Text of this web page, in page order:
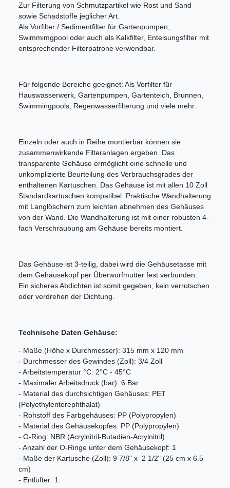
Zur Filterung von Schmutzpartikel wie Rost und Sand
sowie Schadstoffe jeglicher Art.
Als Vorfilter / Sedimentfilter für Gartenpumpen,
Swimmimgpool oder auch als Kalkfilter, Enteisungsfilter mit
entsprechender Filterpatrone verwendbar.
Für folgende Bereiche geeignet: Als Vorfilter für
Hauswasserwerk, Gartenpumpen, Gartenteich, Brunnen,
Swimmingpools, Regenwasserfilterung und viele mehr.
Einzeln oder auch in Reihe montierbar können sie
zusammenwirkende Filteranlagen ergeben. Das
transparente Gehäuse ermöglicht eine schnelle und
unkomplizierte Beurteilung des Verbrauchsgrades der
enthaltenen Kartuschen. Das Gehäuse ist mit allen 10 Zoll
Standardkartuschen kompatibel. Praktische Wandhalterung
mit Langlöschern zum leichten abnehmen des Gehäuses
von der Wand. Die Wandhalterung ist mit einer robusten 4-
fach Verschraubung am Gehäuse bereits montiert.
Das Gehäuse ist 3-teilig, dabei wird die Gehäusetasse mit
dem Gehäusekopf per Überwurfmutter fest verbunden.
Ein sicheres Abdichten ist somit gegeben, kein verrutschen
oder verdrehen der Dichtung.
Technische Daten Gehäuse:
- Maße (Höhe x Durchmesser): 315 mm x 120 mm
- Durchmesser des Gewindes (Zoll): 3/4 Zoll
- Arbeitstemperatur °C: 2°C - 45°C
- Maximaler Arbeitsdruck (bar): 6 Bar
- Material des durchsichtigen Gehäuses: PET
(Polyethylenterephthalat)
- Rohstoff des Farbgehäuses: PP (Polypropylen)
- Material des Gehäusekopfes: PP (Polypropylen)
- O-Ring: NBR (Acrylnitril-Butadien-Acrylnitril)
- Anzahl der O-Ringe unter dem Gehäusekopf: 1
- Maße der Kartusche (Zoll): 9 7/8" x 2 1/2" (25 cm x 6.5
cm)
- Entlüfter: 1